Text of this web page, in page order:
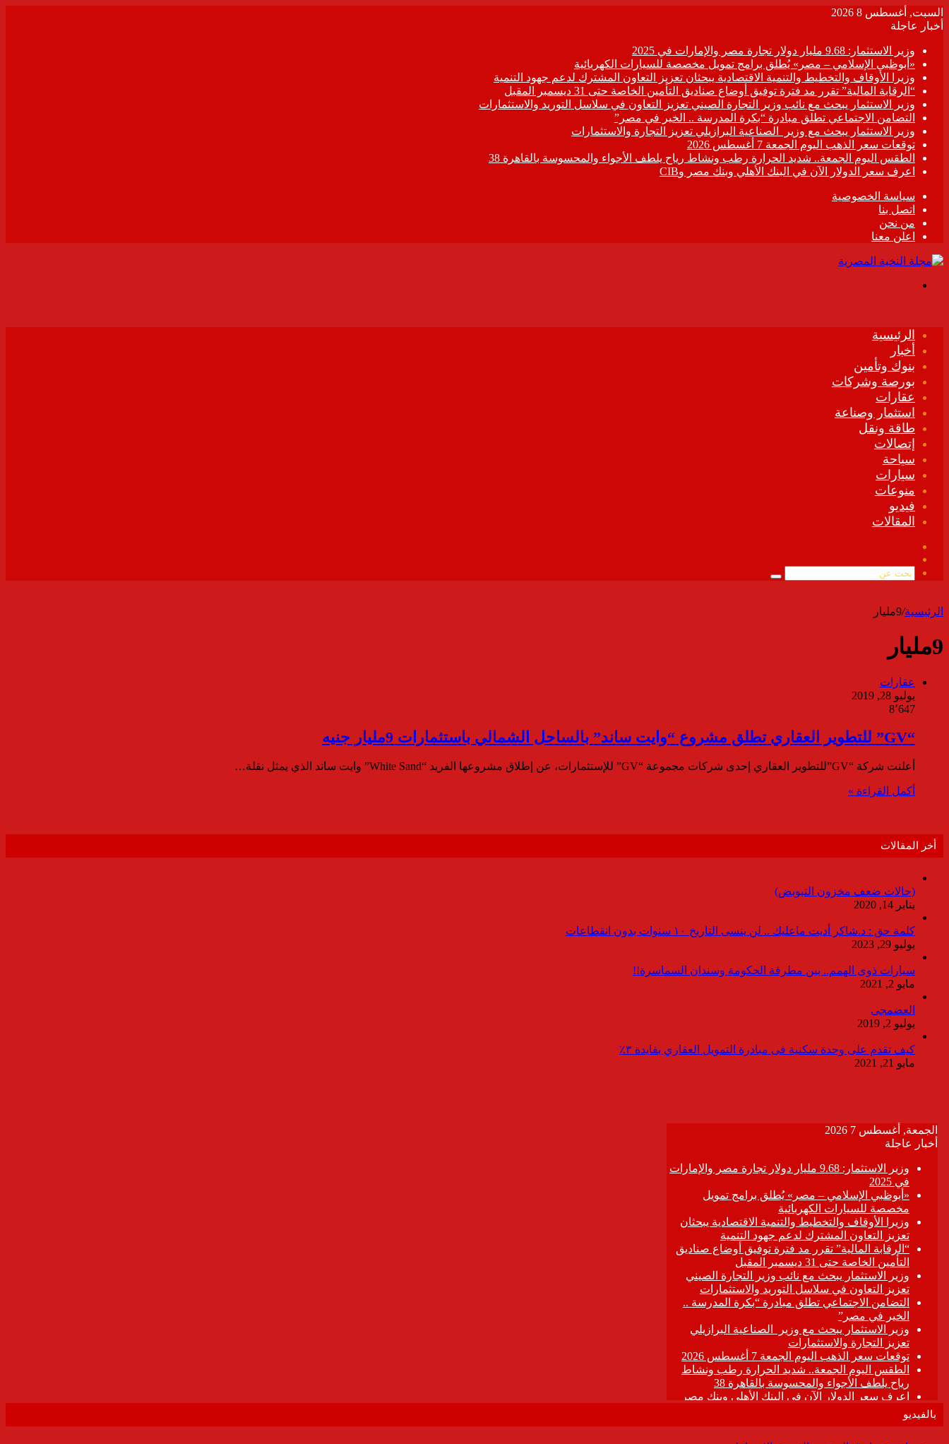
السبت, أغسطس 8 2026
أخبار عاجلة
وزير الاستثمار: 9.68 مليار دولار تجارة مصر والإمارات في 2025
«أبوظبي الإسلامي – مصر» يُطلق برامج تمويل مخصصة للسيارات الكهربائية
وزيرا الأوقاف والتخطيط والتنمية الاقتصادية يبحثان تعزيز التعاون المشترك لدعم جهود التنمية
“الرقابة المالية” تقرر مد فترة توفيق أوضاع صناديق التأمين الخاصة حتى 31 ديسمبر المقبل
وزير الاستثمار يبحث مع نائب وزير التجارة الصيني تعزيز التعاون في سلاسل التوريد والاستثمارات
التضامن الاجتماعي تطلق مبادرة “بكرة المدرسة .. الخير في مصر”
وزير الاستثمار يبحث مع وزير الصناعية البرازيلي تعزيز التجارة والاستثمارات
توقعات سعر الذهب اليوم الجمعة 7 أغسطس 2026
الطقس اليوم الجمعة.. شديد الحرارة رطب ونشاط رياح يلطف الأجواء والمحسوسة بالقاهرة 38
اعرف سعر الدولار الآن في البنك الأهلي وبنك مصر وCIB
سياسة الخصوصية
اتصل بنا
من نحن
اعلن معنا
الرئيسية
أخبار
بنوك وتأمين
بورصة وشركات
عقارات
استثمار وصناعة
طاقة ونقل
إتصالات
سياحة
سيارات
منوعات
فيديو
المقالات
الموقع
بحث
الرئيسية/9مليار
9مليار
عقارات
يوليو 28, 2019
8٬647
“GV” للتطوير العقاري تطلق مشروع “وايت ساند” بالساحل الشمالي باستثمارات 9مليار جنيه
أعلنت شركة “GV”للتطوير العقاري إحدى شركات مجموعة “GV” للإستثمارات، عن إطلاق مشروعها الفريد “White Sand” وايت ساند الذي يمثل نقلة…
أكمل القراءة »
أخر المقالات
(حالات ضعف مخزون التبويض)
يناير 14, 2020
كلمة حق : د.شاكر أديت ماعليك .. لن ينسى التاريخ ١٠ سنوات بدون انقطاعات
يوليو 29, 2023
سيارات ذوى الهمم.. بين مطرقة الحكومة وسندان السماسرة!!
مايو 2, 2021
العضمجى
يوليو 2, 2019
كيف تقدم على وحدة سكنية فى مبادرة التمويل العقاري بفايدة ٣٪
مايو 21, 2021
بالفيديو